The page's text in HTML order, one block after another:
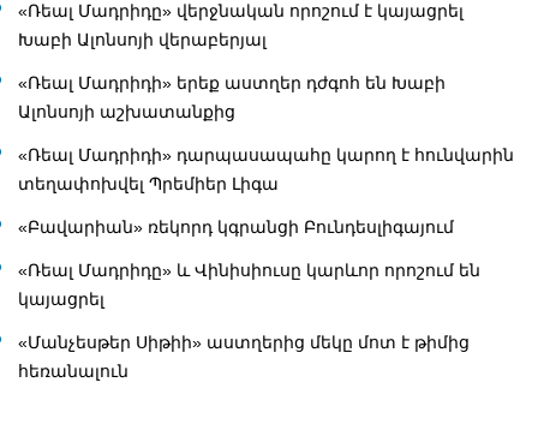
«Ռեալ Մադրիդը» վերջնական որոշում է կայացրել
Խաբի Ալոնսոյի վերաբերյալ
«Ռեալ Մադրիդի» երեք աստղեր դժգոհ են Խաբի
Ալոնսոյի աշխատանքից
«Ռեալ Մադրիդի» դարպասապահը կարող է հունվարին
տեղափոխվել Պրեմիեր Լիգա
«Բավարիան» ռեկորդ կգրանցի Բունդեսլիգայում
«Ռեալ Մադրիդը» և Վինիսիուսը կարևոր որոշում են
կայացրել
«Մանչեսթեր Սիթիի» աստղերից մեկը մոտ է թիմից
հեռանալուն